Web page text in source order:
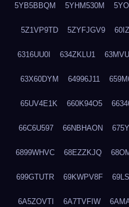
5YB5BBQM 5YHM530M
5Z1VP9TD 5ZYFJGV9
6316UU0I 634ZKLU1
63X60DYM 64996J11
65UV4E1K 660K94O5
66C6U597 66NBHAON
6899WHVC 68EZZKJQ
699GTUTR 69KWPV8F
6A5ZOVTI 6A7TVFIW